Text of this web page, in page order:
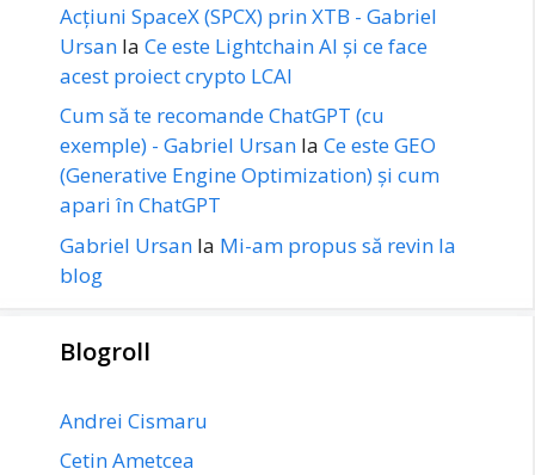
Acțiuni SpaceX (SPCX) prin XTB - Gabriel
Ursan la Ce este Lightchain AI și ce face
acest proiect crypto LCAI
Cum să te recomande ChatGPT (cu
exemple) - Gabriel Ursan la Ce este GEO
(Generative Engine Optimization) și cum
apari în ChatGPT
Gabriel Ursan la Mi-am propus să revin la
blog
Blogroll
Andrei Cismaru
Cetin Ametcea